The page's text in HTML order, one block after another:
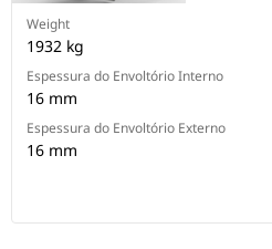
Weight
1932 kg
Espessura do Envoltório Interno
16 mm
Espessura do Envoltório Externo
16 mm